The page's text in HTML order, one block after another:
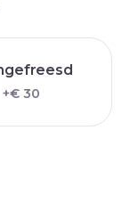
+€ 30